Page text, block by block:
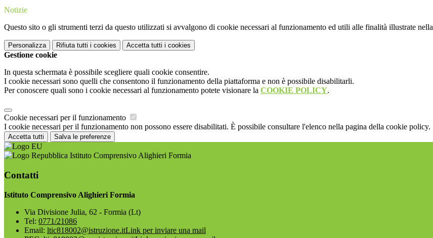
Notizie
Questo sito o gli strumenti terzi da questo utilizzati si avvalgono di cookie necessari al funzionamento ed utili alle finalità illustrate nella
Personalizza Rifiuta tutti i cookies Accetta tutti i cookies
Gestione cookie
In questa schermata è possibile scegliere quali cookie consentire.
I cookie necessari sono quelli che consentono il funzionamento della piattaforma e non è possibile disabilitarli.
Per conoscere quali sono i cookie necessari al funzionamento potete visionare la COOKIE POLICY.
Cookie necessari per il funzionamento
I cookie necessari per il funzionamento non possono essere disabilitati. È possibile consultare l'elenco nella pagina della cookie policy.
Accetta tutti Salva le preferenze
Istituto Comprensivo Alighieri Formia
Contatti
Istituto Comprensivo Alighieri Formia
Via Divisione Julia, 62 - Formia (Lt)
Tel: 0771/21086
Email: ltic818002@istruzione.itLink per inviare una mail